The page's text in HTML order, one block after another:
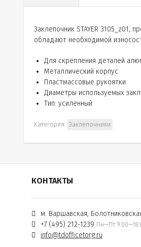
Заклепочник STAYER 3105_z01,
обладают необходимой
Для скрепления деталей
Металлический корпус
Пластмассовые рукоятки
Диаметры используемых
Тип: усиленный
Категория: Заклепочники
КОНТАКТЫ
м. Варшавская,
+7 (495) 212-1239 Пн—Пт
info@tdofficetorg.ru